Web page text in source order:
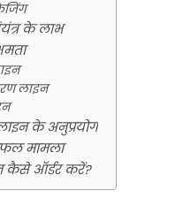
के लाभ
लाइन
के अनुप्रयोग
मामला
कैसे ऑर्डर करें?